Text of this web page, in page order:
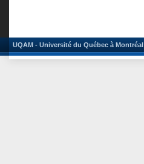
UQAM - Université du Québec à Montréal